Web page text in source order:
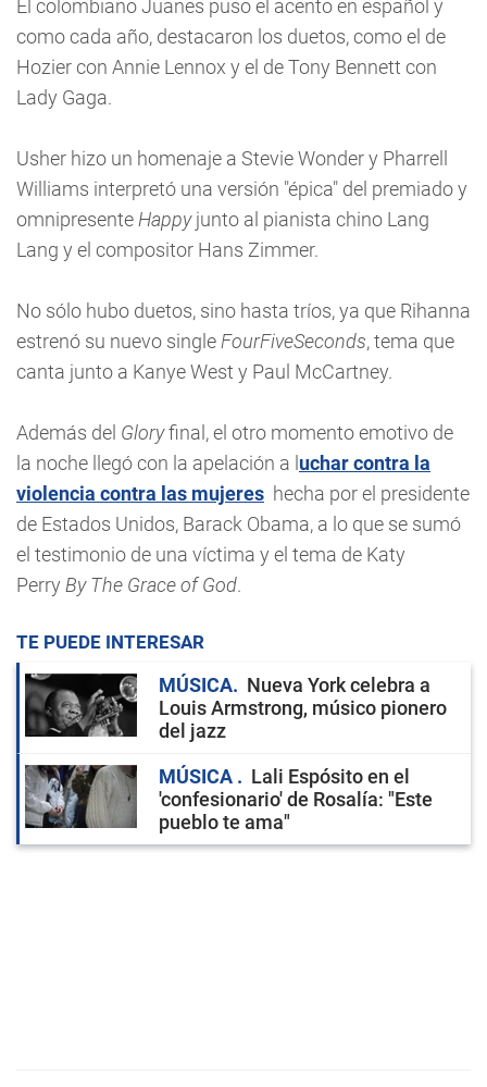
El colombiano Juanes puso el acento en español y
como cada año, destacaron los duetos, como el de
Hozier con Annie Lennox y el de Tony Bennett con
Lady Gaga.
Usher hizo un homenaje a Stevie Wonder y Pharrell
Williams interpretó una versión "épica" del premiado y
omnipresente Happyjunto al pianista chino Lang
Lang y el compositor Hans Zimmer.
No sólo hubo duetos, sino hasta tríos, ya que Rihanna
estrenó su nuevo single FourFiveSeconds, tema que
canta junto a Kanye West y Paul McCartney.
Además del Gloryfinal, el otro momento emotivo de
la noche llegó con la apelación a l uchar contra la
violencia contra las mujeres hecha por el presidente
de Estados Unidos, Barack Obama, a lo que se sumó
el testimonio de una víctima y el tema de Katy
Perry By The Grace of God.
TE PUEDE INTERESAR
MÚSICA
Nueva York celebra a
Louis Armstrong, músico pionero
del jazz
MÚSICA
Lali Espósito en el
'confesionario' de Rosalía: "Este
pueblo te ama"